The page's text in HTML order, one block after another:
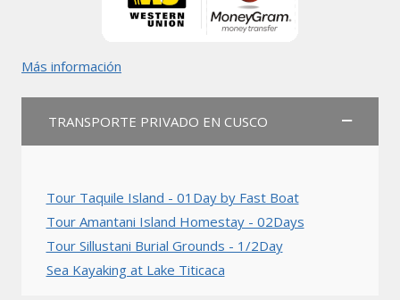
Más información
TRANSPORTE PRIVADO EN CUSCO
Tour Taquile Island - 01Day by Fast Boat
Tour Amantani Island Homestay - 02Days
Tour Sillustani Burial Grounds - 1/2Day
Sea Kayaking at Lake Titicaca